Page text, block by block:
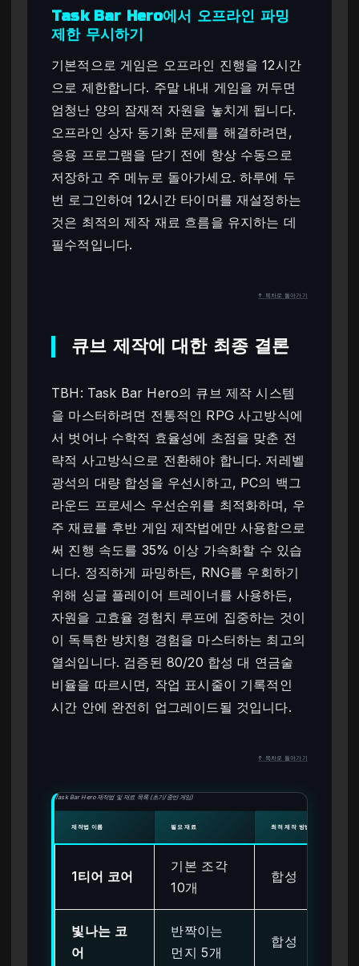
Task Bar Hero에서 오프라인 파밍
제한 무시하기
기본적으로 게임은 오프라인 진행을 12시간
으로 제한합니다. 주말 내내 게임을 꺼두면
엄청난 양의 잠재적 자원을 놓치게 됩니다.
오프라인 상자 동기화 문제를 해결하려면,
응용 프로그램을 닫기 전에 항상 수동으로
저장하고 주 메뉴로 돌아가세요. 하루에 두
번 로그인하여 12시간 타이머를 재설정하는
것은 최적의 제작 재료 흐름을 유지하는 데
필수적입니다.
↑ 목차로 돌아가기
큐브 제작에 대한 최종 결론
TBH: Task Bar Hero의 큐브 제작 시스템
을 마스터하려면 전통적인 RPG 사고방식에
서 벗어나 수학적 효율성에 초점을 맞춘 전
략적 사고방식으로 전환해야 합니다. 저레벨
광석의 대량 합성을 우선시하고, PC의 백그
라운드 프로세스 우선순위를 최적화하며, 우
주 재료를 후반 게임 제작법에만 사용함으로
써 진행 속도를 35% 이상 가속화할 수 있습
니다. 정직하게 파밍하든, RNG를 우회하기
위해 싱글 플레이어 트레이너를 사용하든,
자원을 고효율 경험치 루프에 집중하는 것이
이 독특한 방치형 경험을 마스터하는 최고의
열쇠입니다. 검증된 80/20 합성 대 연금술
비율을 따르시면, 작업 표시줄이 기록적인
시간 안에 완전히 업그레이드될 것입니다.
↑ 목차로 돌아가기
Task Bar Hero 제작법 및 재료 목록 (초기/중반 게임)
제작법 이름 필요 재료 최적 제작 방법
1티어 코어
기본 조각
10개
합성
빛나는 코
어
반짝이는
먼지 5개
합성